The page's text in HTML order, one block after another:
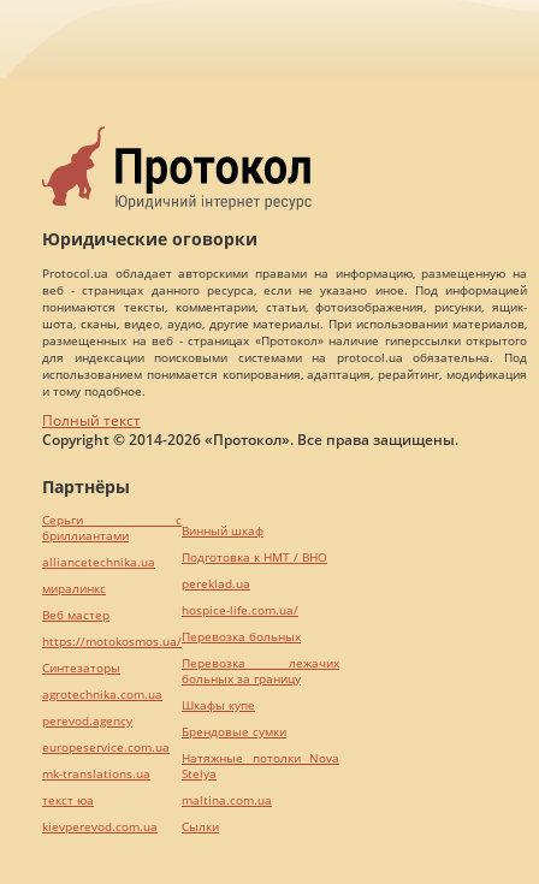
Юридические оговорки
Protocol.ua обладает авторскими правами на информацию, размещенную на
веб - страницах данного ресурса, если не указано иное. Под информацией
понимаются тексты, комментарии, статьи, фотоизображения, рисунки, ящик-
шота, сканы, видео, аудио, другие материалы. При использовании материалов,
размещенных на веб - страницах «Протокол» наличие гиперссылки открытого
для индексации поисковыми системами на protocol.ua обязательна. Под
использованием понимается копирования, адаптация, рерайтинг, модификация
и тому подобное.
Полный текст
Copyright © 2014-2026 «Протокол». Все права защищены.
Партнёры
Серьги с
бриллиантами
alliancetechnika.ua
миралинкс
Веб мастер
https://motokosmos.ua/
Синтезаторы
agrotechnika.com.ua
perevod.agency
europeservice.com.ua
mk-translations.ua
текст юа
kievperevod.com.ua
Винный шкаф
Подготовка к НМТ / ВНО
pereklad.ua
hospice-life.com.ua/
Перевозка больных
Перевозка лежачих
больных за границу
Шкафы купе
Брендовые сумки
Натяжные потолки Nova
Stelya
maltina.com.ua
Cылки